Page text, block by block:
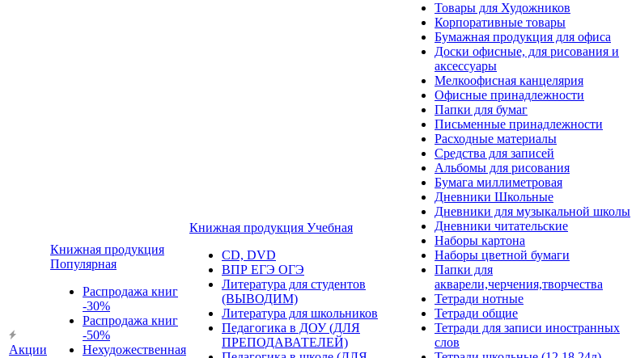
Акции
Книжная продукция
Популярная
Распродажа книг
-30%
Распродажа книг
-50%
Нехудожественная
Книжная продукция Учебная
CD, DVD
ВПР ЕГЭ ОГЭ
Литература для студентов
(ВЫВОДИМ)
Литература для школьников
Педагогика в ДОУ (ДЛЯ
ПРЕПОДАВАТЕЛЕЙ)
Товары для Художников
Корпоративные товары
Бумажная продукция для офиса
Доски офисные, для рисования и
аксессуары
Мелкоофисная канцелярия
Офисные принадлежности
Папки для бумаг
Письменные принадлежности
Расходные материалы
Средства для записей
Альбомы для рисования
Бумага миллиметровая
Дневники Школьные
Дневники для музыкальной школы
Дневники читательские
Наборы картона
Наборы цветной бумаги
Папки для
акварели,черчения,творчества
Тетради нотные
Тетради общие
Тетради для записи иностранных
слов